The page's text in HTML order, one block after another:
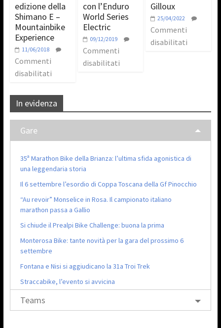
edizione della
Shimano E –
Mountainbike
Experience
11/06/2018
Commenti
disabilitati
con l’Enduro
World Series
Electric
09/12/2019
Commenti
disabilitati
Gilloux
25/04/2022
Commenti
disabilitati
In evidenza
Gare
35ª Marathon Bike della Brianza: l’ultima sfida agonistica di
una leggendaria storia
Il 6 settembre l’esordio di Coppa Toscana della Gf Pinocchio
“Au revoir” Monselice in Rosa. Il campionato italiano
marathon passa a Gallio
Si chiude il Prealpi Bike Challenge: buona la prima
Monterosa Bike: tante novità per la gara del prossimo 6
settembre
Fontana e Nisi si aggiudicano la 31a Troi Trek
Straccabike, l’evento si avvicina
Teams